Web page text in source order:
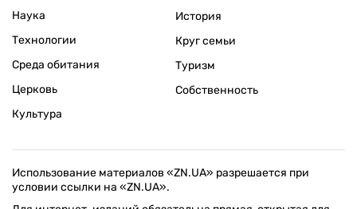
Наука
Технологии
Среда обитания
Церковь
Культура
История
Круг семьи
Туризм
Собственность
Использование материалов «ZN.UA» разрешается при
условии ссылки на «ZN.UA».